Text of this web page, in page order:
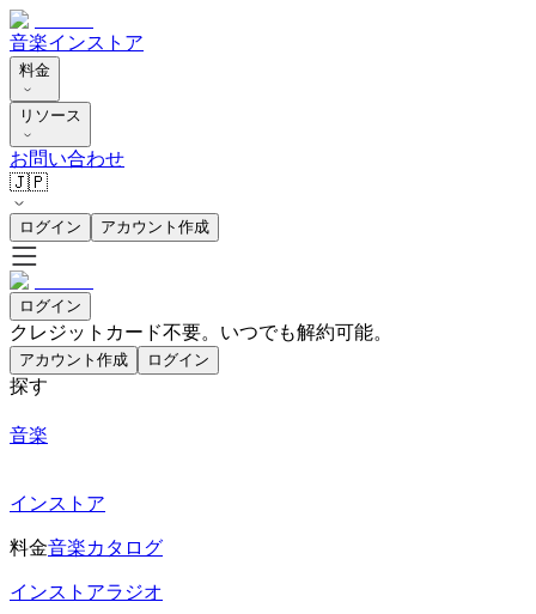
音楽インストア
料金
リソース
お問い合わせ
🇯🇵
ログイン アカウント作成
ログイン
クレジットカード不要。いつでも解約可能。
アカウント作成 ログイン
探す
音楽
インストア
料金音楽カタログ
インストアラジオ